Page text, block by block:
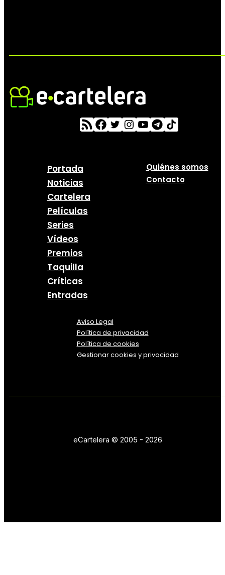
Portada
Noticias
Cartelera
Películas
Series
Vídeos
Premios
Taquilla
Críticas
Entradas
Quiénes somos
Contacto
Aviso Legal
Política de privacidad
Política de cookies
Gestionar cookies y privacidad
eCartelera © 2005 - 2026